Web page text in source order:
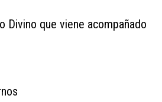
Divino que viene acompañado